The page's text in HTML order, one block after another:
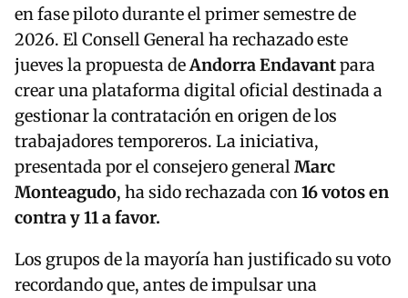
en fase piloto durante el primer semestre de
2026. El Consell General ha rechazado este
jueves la propuesta deAndorra Endavantpara
crear una plataforma digital oficial destinada a
gestionar la contratación en origen de los
trabajadores temporeros. La iniciativa,
presentada por el consejero generalMarc
Monteagudo, ha sido rechazada con16 votos en
contra y 11 a favor.
Los grupos de la mayoría han justificado su voto
recordando que, antes de impulsar una